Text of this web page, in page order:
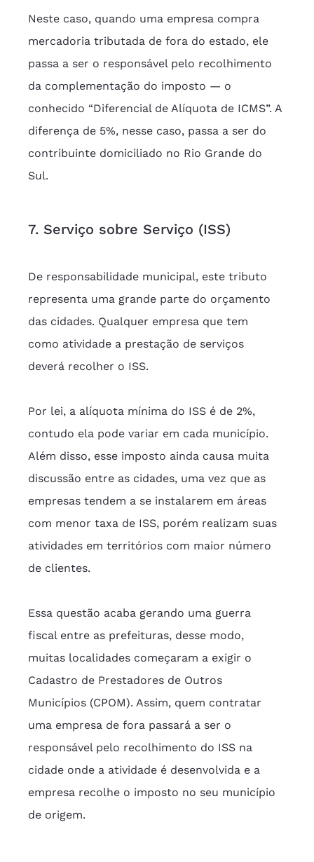
Neste caso, quando uma empresa compra
mercadoria tributada de fora do estado, ele
passa a ser o responsável pelo recolhimento
da complementação do imposto — o
conhecido “Diferencial de Alíquota de ICMS”. A
diferença de 5%, nesse caso, passa a ser do
contribuinte domiciliado no Rio Grande do
Sul.
7. Serviço sobre Serviço (ISS)
De responsabilidade municipal, este tributo
representa uma grande parte do orçamento
das cidades. Qualquer empresa que tem
como atividade a prestação de serviços
deverá recolher o ISS.
Por lei, a alíquota mínima do ISS é de 2%,
contudo ela pode variar em cada município.
Além disso, esse imposto ainda causa muita
discussão entre as cidades, uma vez que as
empresas tendem a se instalarem em áreas
com menor taxa de ISS, porém realizam suas
atividades em territórios com maior número
de clientes.
Essa questão acaba gerando uma guerra
fiscal entre as prefeituras, desse modo,
muitas localidades começaram a exigir o
Cadastro de Prestadores de Outros
Municípios (CPOM). Assim, quem contratar
uma empresa de fora passará a ser o
responsável pelo recolhimento do ISS na
cidade onde a atividade é desenvolvida e a
empresa recolhe o imposto no seu município
de origem.